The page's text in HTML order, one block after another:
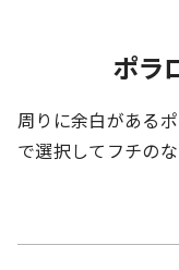
ポラ
周りに余白がある
で選択してフチの